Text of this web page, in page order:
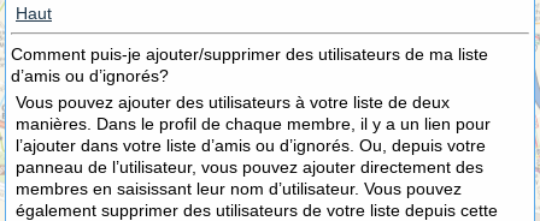
Haut
Comment puis-je ajouter/supprimer des utilisateurs de ma liste
d’amis ou d’ignorés?
Vous pouvez ajouter des utilisateurs à votre liste de deux
manières. Dans le profil de chaque membre, il y a un lien pour
l’ajouter dans votre liste d’amis ou d’ignorés. Ou, depuis votre
panneau de l’utilisateur, vous pouvez ajouter directement des
membres en saisissant leur nom d’utilisateur. Vous pouvez
également supprimer des utilisateurs de votre liste depuis cette